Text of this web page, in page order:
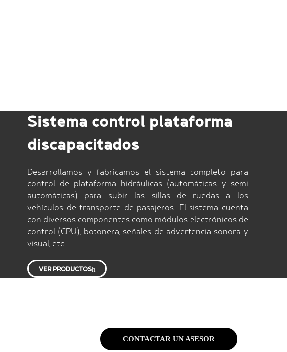
Sistema control plataforma
discapacitados
Desarrollamos y fabricamos el sistema completo para
control de plataforma hidráulicas (automáticas y semi
automáticas) para subir las sillas de ruedas a los
vehículos de transporte de pasajeros. El sistema cuenta
con diversos componentes como módulos electrónicos de
control (CPU), botonera, señales de advertencia sonora y
visual, etc.
VER PRODUCTOS
CONTACTAR UN ASESOR